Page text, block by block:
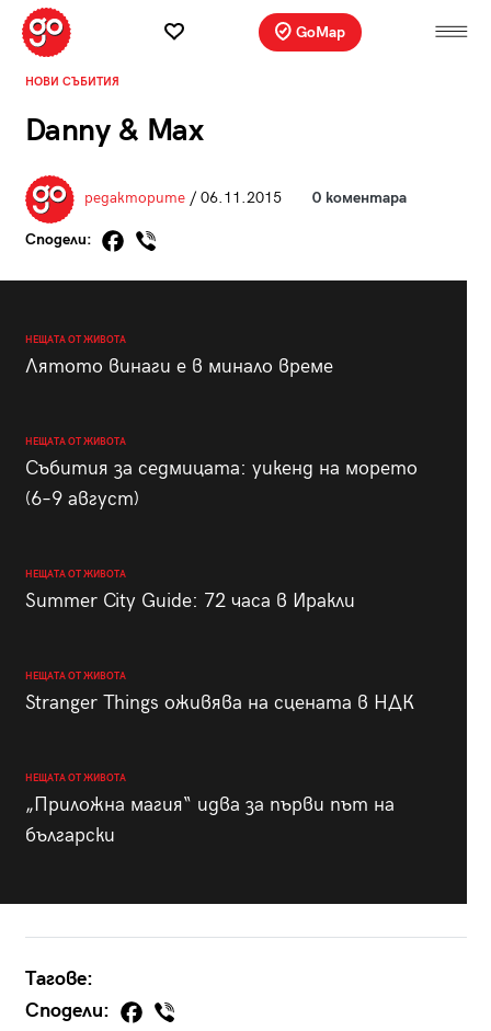
GoMap
НОВИ СЪБИТИЯ
Danny & Max
редакторите/ 06.11.2015 0 коментара
Сподели:
НЕЩАТА ОТ ЖИВОТА
Лятото винаги е в минало време
НЕЩАТА ОТ ЖИВОТА
Събития за седмицата: уикенд на морето
(6–9 август)
НЕЩАТА ОТ ЖИВОТА
Summer City Guide: 72 часа в Иракли
НЕЩАТА ОТ ЖИВОТА
Stranger Things оживява на сцената в НДК
НЕЩАТА ОТ ЖИВОТА
„Приложна магия“ идва за първи път на
български
Тагове:
Сподели: